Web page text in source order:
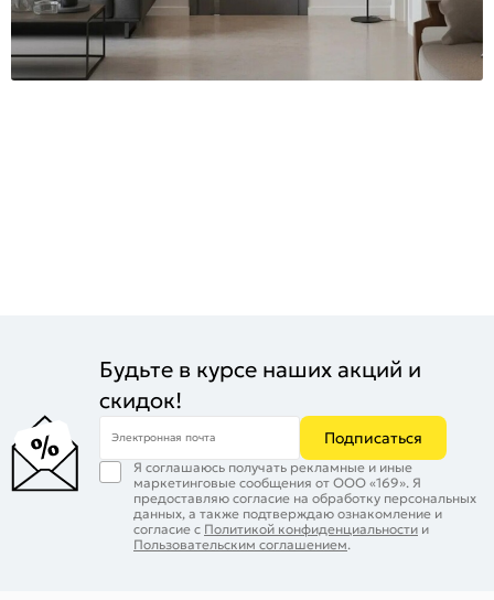
Будьте в курсе наших акций и
скидок!
Электронная почта Подписаться
Я соглашаюсь получать рекламные и иные
маркетинговые сообщения от ООО «169». Я
предоставляю согласие на обработку персональных
данных, а также подтверждаю ознакомление и
согласие с Политикой конфиденциальности и
Пользовательским соглашением.